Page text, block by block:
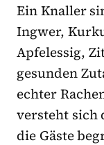
Ein Knaller
Ingwer,
Apfelessig,
gesunden
echter
versteht sich
die Gäste